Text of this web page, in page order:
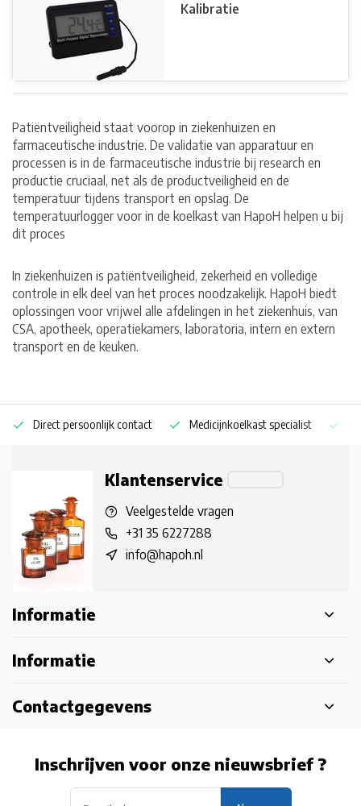
Kalibratie
Patiëntveiligheid staat voorop in ziekenhuizen en
farmaceutische industrie. De validatie van apparatuur en
processen is in de farmaceutische industrie bij research en
productie cruciaal, net als de productveiligheid en de
temperatuur tijdens transport en opslag. De
temperatuurlogger voor in de koelkast van HapoH helpen u bij
dit proces
In ziekenhuizen is patiëntveiligheid, zekerheid en volledige
controle in elk deel van het proces noodzakelijk. HapoH biedt
oplossingen voor vrijwel alle afdelingen in het ziekenhuis, van
CSA, apotheek, operatiekamers, laboratoria, intern en extern
transport en de keuken.
Direct persoonlijk contact Medicijnkoelkast specialist
Klantenservice
Veelgestelde vragen
+31 35 6227288
info@hapoh.nl
Informatie
Informatie
Contactgegevens
Inschrijven voor onze nieuwsbrief ?